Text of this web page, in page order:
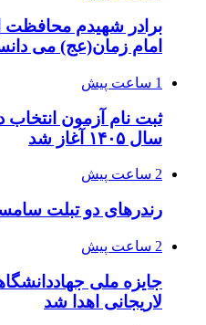
برادر شهیدم محافظت
امام زمان(عج) می
1 ساعت پیش
ثبت نام آزمون انتخاب
سال ۱۴۰۵ آغاز شد
2 ساعت پیش
رندرهای دو تبلت
2 ساعت پیش
جایزه ملی
لاریجانی اهدا شد